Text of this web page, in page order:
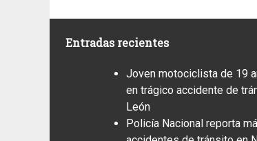
Entradas recientes
Joven motociclista de 19
en trágico accidente de
León
Policía Nacional reporta